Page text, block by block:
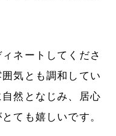
ネートしてくださ
気とも調和してい
然となじみ、居心
ても嬉しいです。